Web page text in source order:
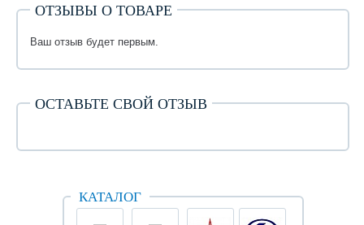
ОТЗЫВЫ О ТОВАРЕ
Ваш отзыв будет первым.
ОСТАВЬТЕ СВОЙ ОТЗЫВ
КАТАЛОГ